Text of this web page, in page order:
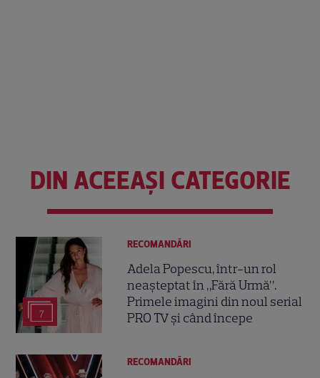
DIN ACEEAȘI CATEGORIE
7
RECOMANDĂRI
Adela Popescu, într-un rol
neașteptat în „Fără Urmă”.
Primele imagini din noul serial
PRO TV și când începe
RECOMANDĂRI